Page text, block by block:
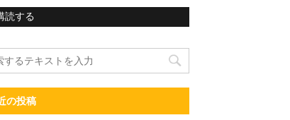
読する
の投稿